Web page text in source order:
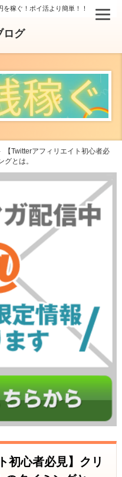
稼ぐ！ポイ活より簡単！！
ログ
【Twitterアフィリエイト初心者必
とは。
初心者必見】クリ